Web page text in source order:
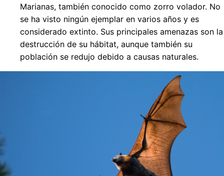
Marianas, también conocido como zorro volador. No
se ha visto ningún ejemplar en varios años y es
considerado extinto. Sus principales amenazas son la
destrucción de su hábitat, aunque también su
población se redujo debido a causas naturales.